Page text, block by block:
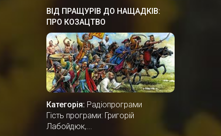
ВІД ПРАЩУРІВ ДО НАЩАДКІВ:
ПРО КОЗАЦТВО
Категорія: Радіопрограми
Гість програми: Григорій
Лабойдюк,...